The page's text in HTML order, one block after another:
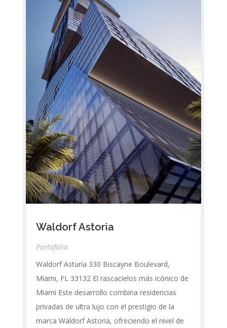
Waldorf Astoria
Portafolio
Waldorf Asturia 330 Biscayne Boulevard,
Miami, FL 33132 El rascacielos más icónico de
Miami Este desarrollo combina residencias
privadas de ultra lujo con el prestigio de la
marca Waldorf Astoria, ofreciendo el nivel de